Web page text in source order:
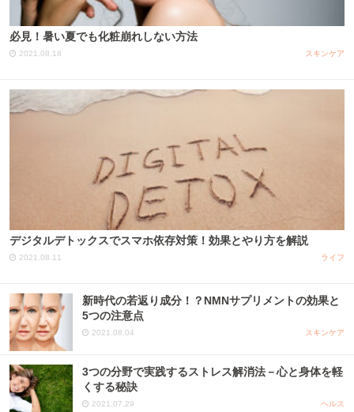
必見！暑い夏でも化粧崩れしない方法
2021.08.18 スキンケア
デジタルデトックスでスマホ依存対策！効果とやり方を解説
2021.08.11 ライフ
新時代の若返り成分！？NMNサプリメントの効果と
5つの注意点
2021.08.04 スキンケア
3つの分野で実践するストレス解消法－心と身体を軽
くする秘訣
2021.07.29 ヘルス